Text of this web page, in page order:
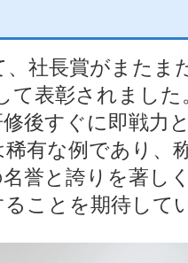
、社長賞がまたま
て表彰されました
後すぐに即戦力
有な例であり、
誉と誇りを著し
ことを期待して